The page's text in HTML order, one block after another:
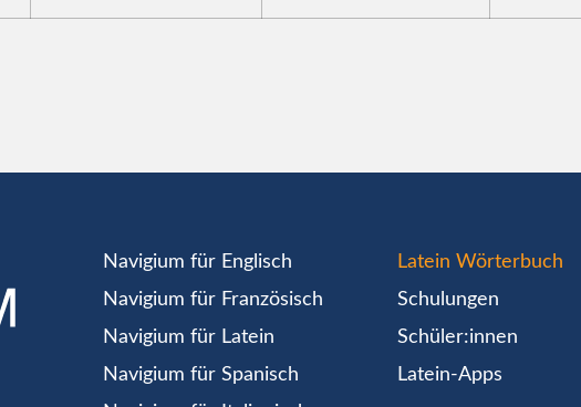
Navigium für Englisch
Navigium für Französisch
Navigium für Latein
Navigium für Spanisch
Latein Wörterbuch
Schulungen
Schüler:innen
Latein-Apps